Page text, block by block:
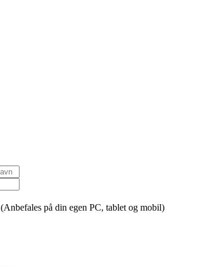
(Anbefales på din egen PC, tablet og mobil)